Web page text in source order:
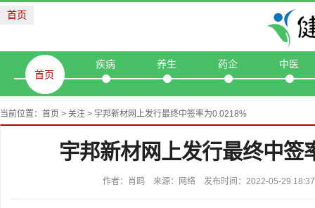
首页
首页
疾病 养生 药企 中医
当前位置： 首页 > 关注 > 宇邦新材网上发行最终中签率为0.0218%
宇邦新材网上发行最终中签
作者：肖鸥 来源：网络 发布时间：2022-05-29